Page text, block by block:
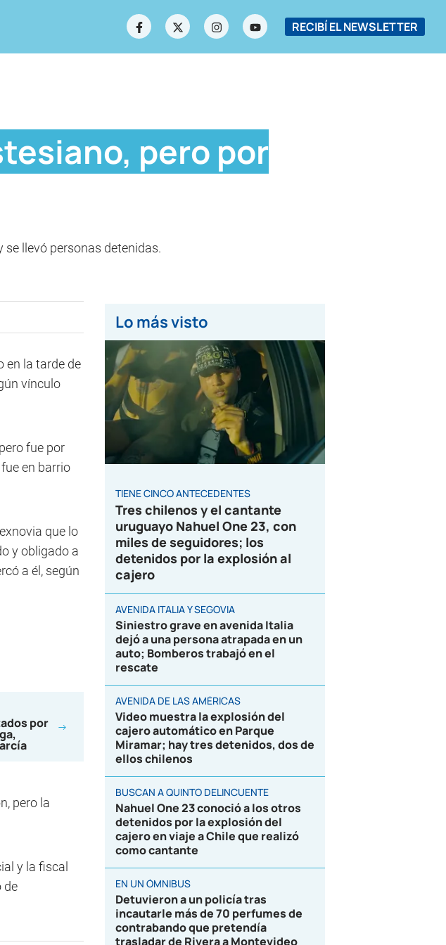
RECIBÍ EL NEWSLETTER
pero por
se llevó personas detenidas.
en la tarde de
vínculo
fue por
fue en barrio
que lo
y obligado a
a él, según
por
pero la
y la fiscal
de
Lo más visto
TIENE CINCO ANTECEDENTES
Tres chilenos y el cantante
uruguayo Nahuel One 23, con
miles de seguidores; los
detenidos por la explosión al
cajero
AVENIDA ITALIA Y SEGOVIA
Siniestro grave en avenida Italia
dejó a una persona atrapada en un
auto; Bomberos trabajó en el
rescate
AVENIDA DE LAS AMÉRICAS
Video muestra la explosión del
cajero automático en Parque
Miramar; hay tres detenidos, dos de
ellos chilenos
BUSCAN A QUINTO DELINCUENTE
Nahuel One 23 conoció a los otros
detenidos por la explosión del
cajero en viaje a Chile que realizó
como cantante
EN UN ÓMNIBUS
Detuvieron a un policía tras
incautarle más de 70 perfumes de
contrabando que pretendía
trasladar de Rivera a Montevideo